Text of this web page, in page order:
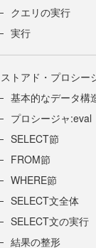
クエリの実行
実行
ストアド・プロシー
基本的なデータ構
プロシージャ:eval
SELECT節
FROM節
WHERE節
SELECT文全体
SELECT文の実行
結果の整形